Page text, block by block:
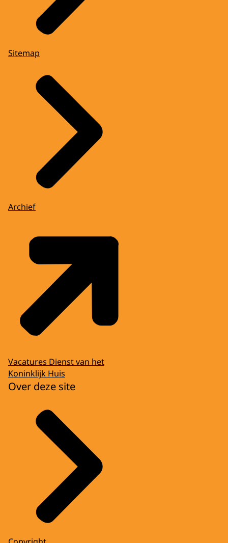
Sitemap
Archief
Vacatures Dienst van het
Koninklijk Huis
Over deze site